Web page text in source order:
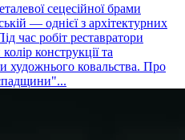
сецесійної брами
— однієї з архітектурних
час робіт реставратори
конструкції та
художнього ковальства. Про